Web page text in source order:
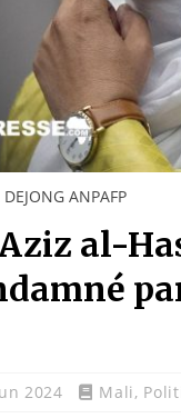
ANPAFP
al-
2024 Mali,